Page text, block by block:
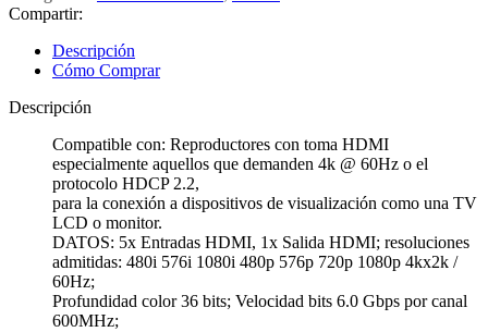
Compartir:
Descripción
Cómo Comprar
Descripción
Compatible con: Reproductores con toma HDMI
especialmente aquellos que demanden 4k @ 60Hz o el
protocolo HDCP 2.2,
para la conexión a dispositivos de visualización como una TV
LCD o monitor.
DATOS: 5x Entradas HDMI, 1x Salida HDMI; resoluciones
admitidas: 480i 576i 1080i 480p 576p 720p 1080p 4kx2k /
60Hz;
Profundidad color 36 bits; Velocidad bits 6.0 Gbps por canal
600MHz;